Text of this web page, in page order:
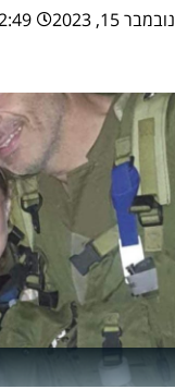
נובמבר 15, 2023 pm